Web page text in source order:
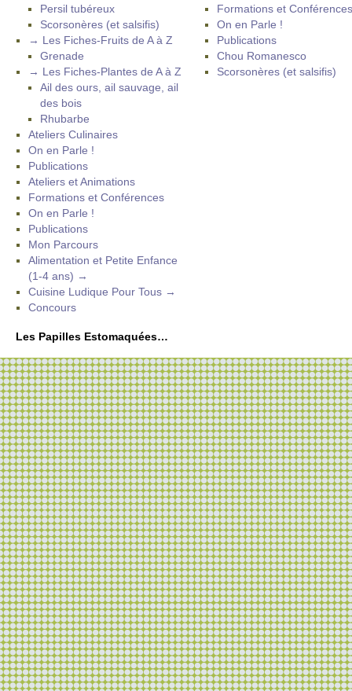
Persil tubéreux
Scorsonères (et salsifis)
→ Les Fiches-Fruits de A à Z
Grenade
→ Les Fiches-Plantes de A à Z
Ail des ours, ail sauvage, ail
des bois
Rhubarbe
Ateliers Culinaires
On en Parle !
Publications
Ateliers et Animations
Formations et Conférences
On en Parle !
Publications
Mon Parcours
Alimentation et Petite Enfance
(1-4 ans) →
Cuisine Ludique Pour Tous →
Concours
Formations et Conférences
On en Parle !
Publications
Chou Romanesco
Scorsonères (et salsifis)
Les Papilles Estomaquées…